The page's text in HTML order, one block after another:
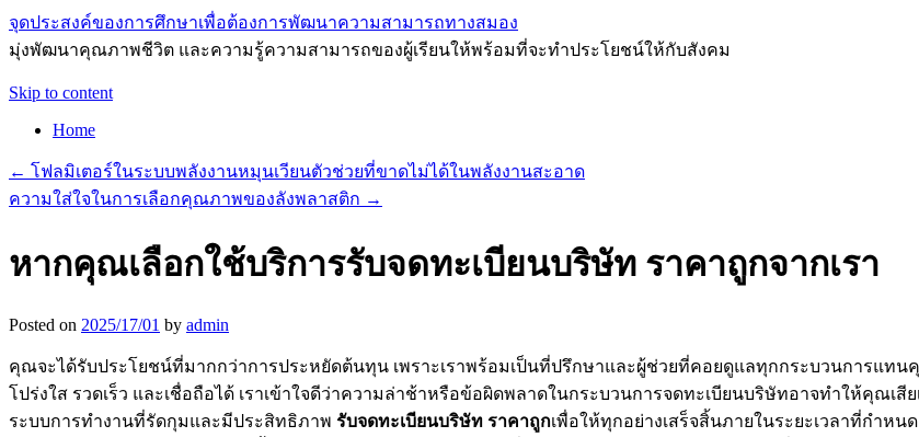
จุดประสงค์ของการศึกษาเพื่อต้องการพัฒนาความสามารถทางสมอง
มุ่งพัฒนาคุณภาพชีวิต และความรู้ความสามารถของผู้เรียนให้พร้อมที่จะทำประโยชน์ให้กับสังคม
Skip to content
Home
← โฟลมิเตอร์ในระบบพลังงานหมุนเวียนตัวช่วยที่ขาดไม่ได้ในพลังงานสะอาด
ความใส่ใจในการเลือกคุณภาพของลังพลาสติก →
หากคุณเลือกใช้บริการรับจดทะเบียนบริษัท ราคาถูกจากเรา
Posted on 2025/17/01 by admin
คุณจะได้รับประโยชน์ที่มากกว่าการประหยัดต้นทุน เพราะเราพร้อมเป็นที่ปรึกษาและผู้ช่วยที่คอยดูแลทุกกระบวนการแทน
โปร่งใส รวดเร็ว และเชื่อถือได้ เราเข้าใจดีว่าความล่าช้าหรือข้อผิดพลาดในกระบวนการจดทะเบียนบริษัทอาจทำให้คุณเ
ระบบการทำงานที่รัดกุมและมีประสิทธิภาพ รับจดทะเบียนบริษัท ราคาถูกเพื่อให้ทุกอย่างเสร็จสิ้นภายในระยะเวลาที่กำห